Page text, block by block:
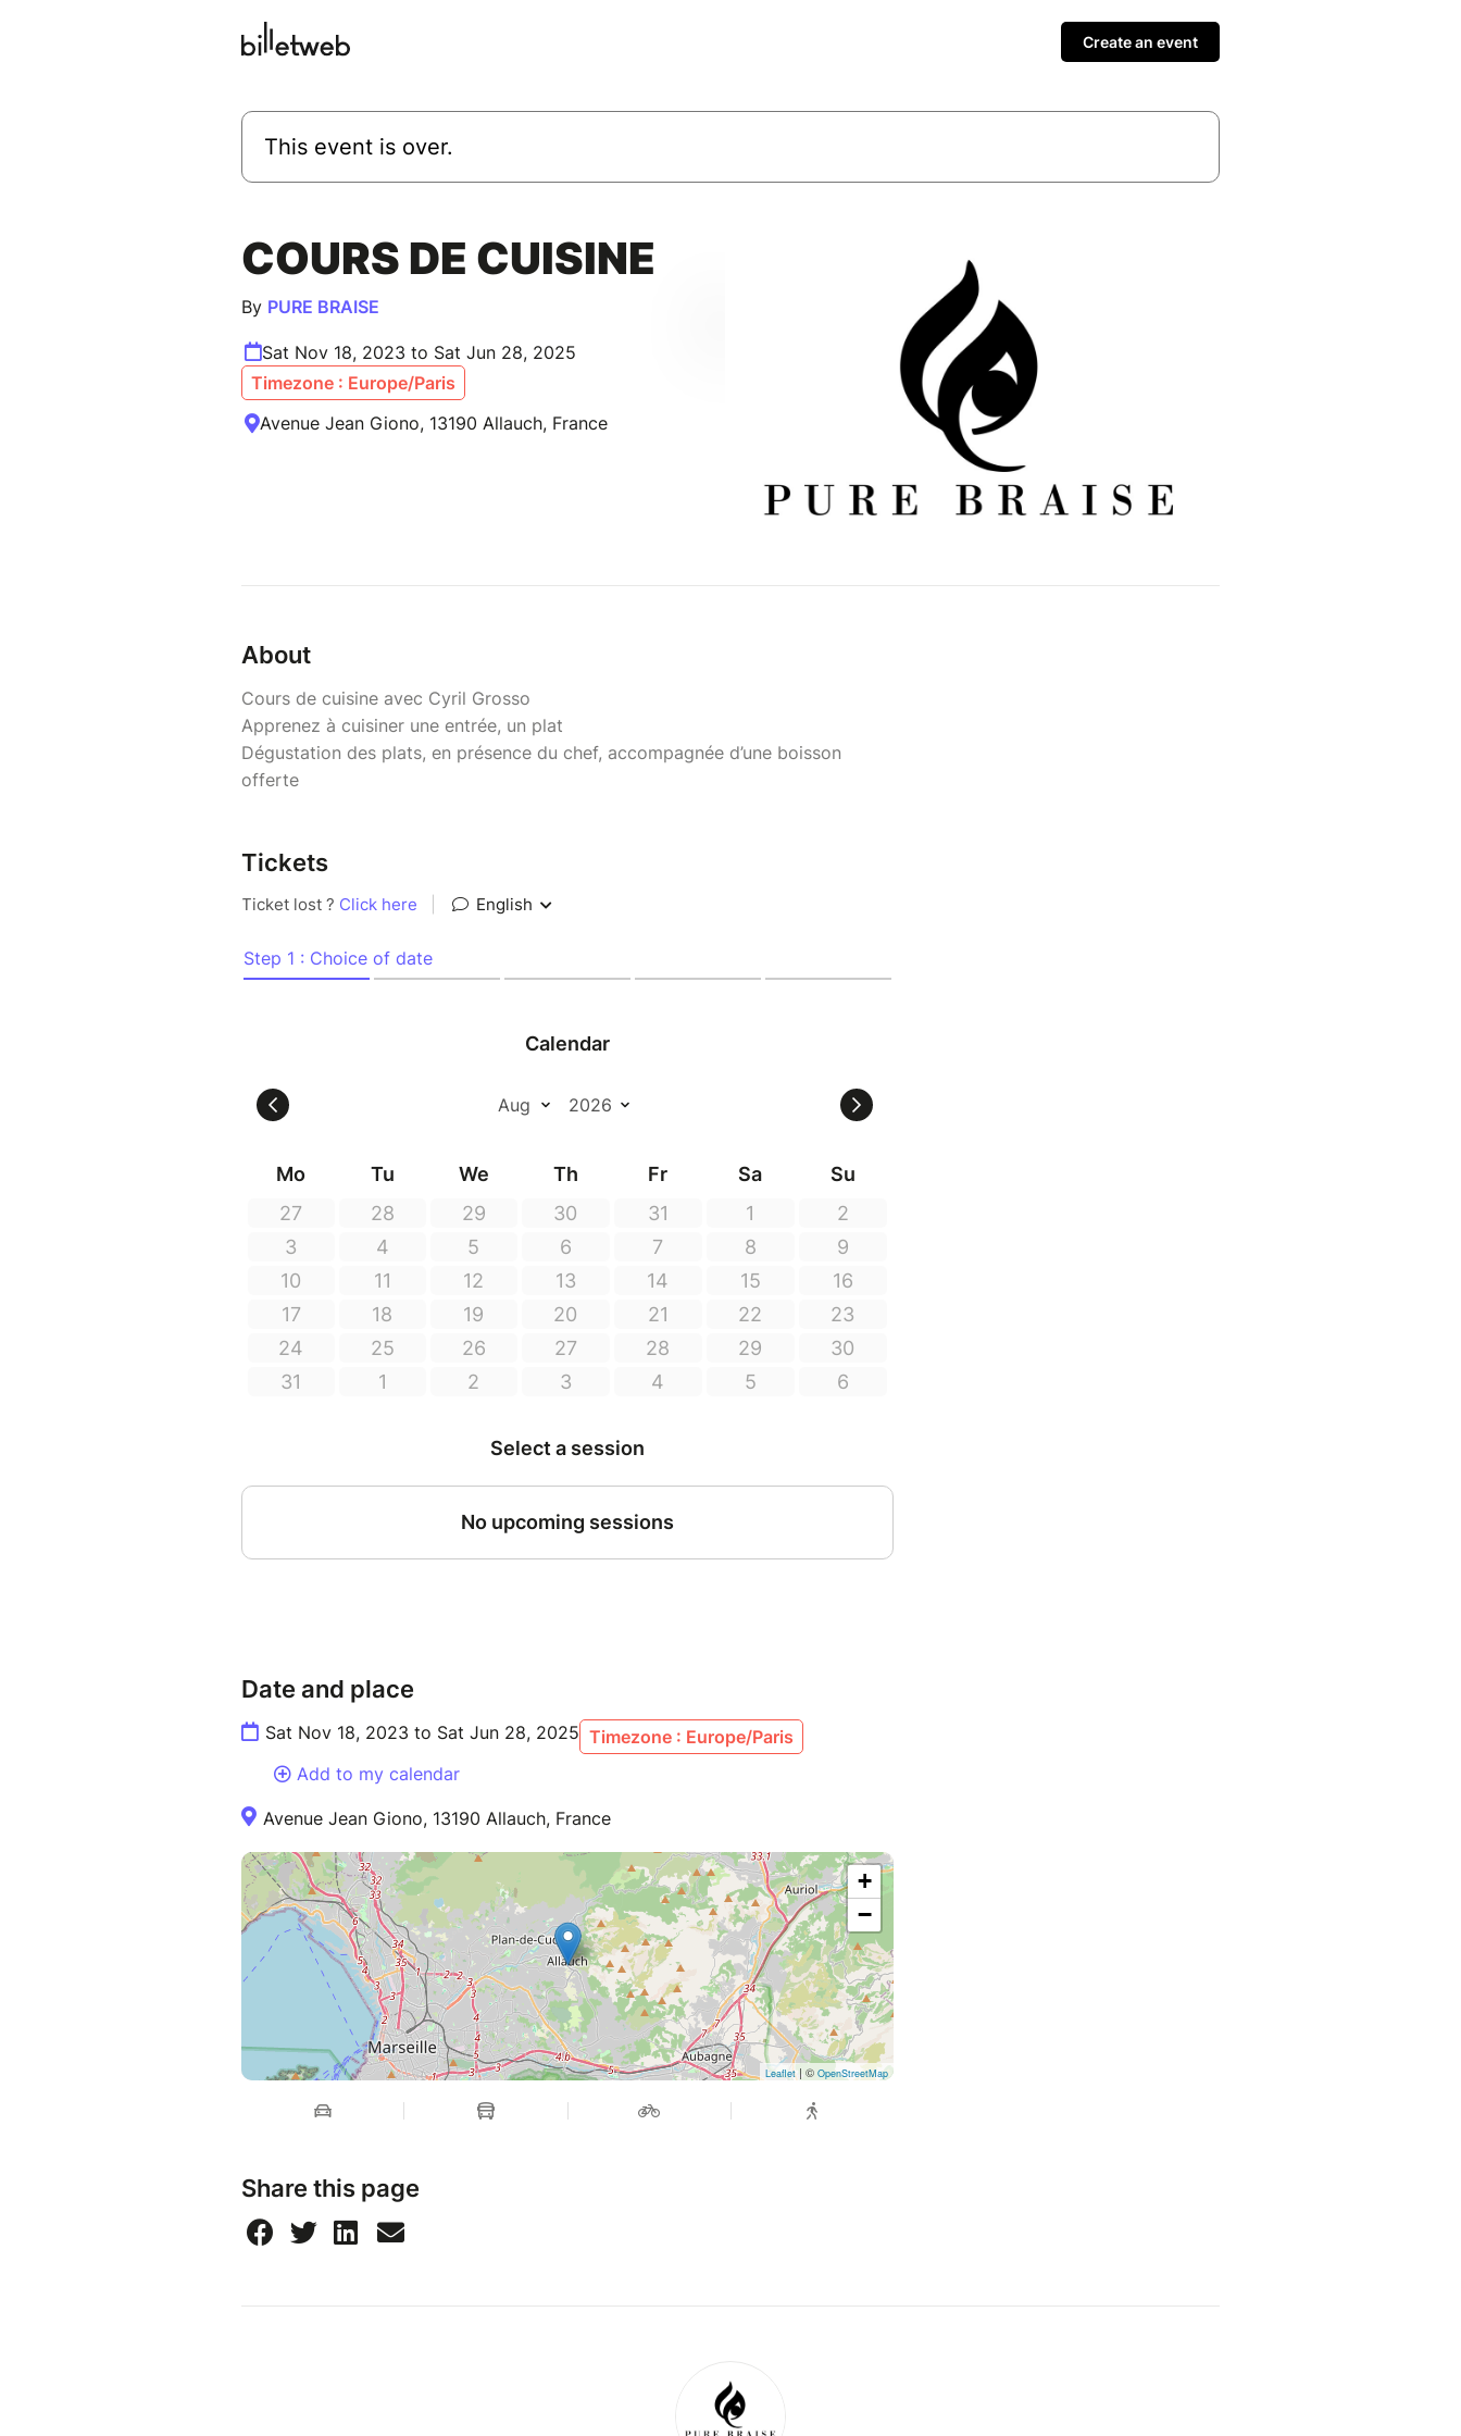
Create an event
This event is over.
COURS DE CUISINE
By PURE BRAISE
Sat Nov 18, 2023 to Sat Jun 28, 2025
Timezone : Europe/Paris
Avenue Jean Giono, 13190 Allauch, France
About
Cours de cuisine avec Cyril Grosso
Apprenez à cuisiner une entrée, un plat
Dégustation des plats, en présence du chef, accompagnée d’une boisson
offerte
Tickets
Date and place
Sat Nov 18, 2023 to Sat Jun 28, 2025 Timezone : Europe/Paris
Add to my calendar
Avenue Jean Giono, 13190 Allauch, France
+
−
Leaflet| © OpenStreetMap
Share this page